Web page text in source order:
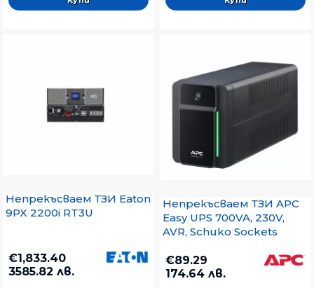
Непрекъсваем ТЗИ Eaton
9PX 2200i RT3U
€1,833.40
3585.82 лв.
Непрекъсваем ТЗИ APC
Easy UPS 700VA, 230V,
AVR, Schuko Sockets
€89.29
174.64 лв.